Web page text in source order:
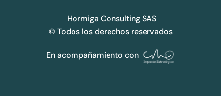
Hormiga Consulting SAS
© Todos los derechos reservados
En acompañamiento con